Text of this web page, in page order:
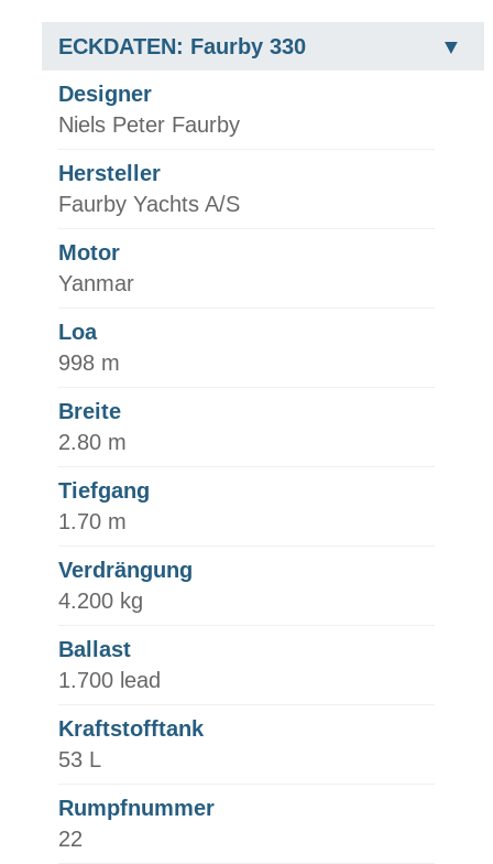
ECKDATEN: Faurby 330
Designer
Niels Peter Faurby
Hersteller
Faurby Yachts A/S
Motor
Yanmar
Loa
998 m
Breite
2.80 m
Tiefgang
1.70 m
Verdrängung
4.200 kg
Ballast
1.700 lead
Kraftstofftank
53 L
Rumpfnummer
22